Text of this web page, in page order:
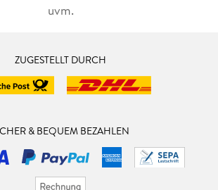
uvm.
ZUGESTELLT DURCH
& BEQUEM BEZAHLEN